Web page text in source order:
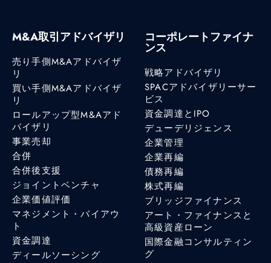
M&A取引アドバイザリ
売り手側M&Aアドバイザ
リ
買い手側M&Aアドバイザ
リ
ロールアップ型M&Aアド
バイザリ
事業売却
合併
合併後支援
ジョイントベンチャ
企業価値評価
マネジメント・バイアウ
ト
資金調達
ディールソーシング
コーポレートファイナ
ンス
戦略アドバイザリ
SPACアドバイザリーサー
ビス
資金調達とIPO
デューデリジェンス
企業管理
企業再編
債務再編
株式再編
ブリッジファイナンス
アート・ファイナンスと
高級資産ローン
国際金融コンサルティン
グ